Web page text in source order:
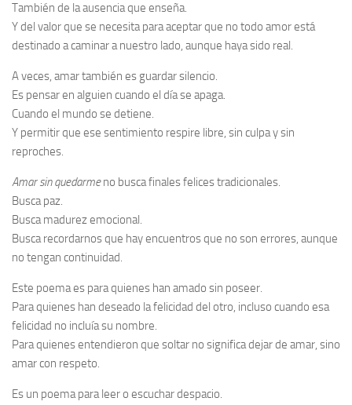
También de la ausencia que enseña.
Y del valor que se necesita para aceptar que no todo amor está
destinado a caminar a nuestro lado, aunque haya sido real.
A veces, amar también es guardar silencio.
Es pensar en alguien cuando el día se apaga.
Cuando el mundo se detiene.
Y permitir que ese sentimiento respire libre, sin culpa y sin
reproches.
Amar sin quedarmeno busca finales felices tradicionales.
Busca paz.
Busca madurez emocional.
Busca recordarnos que hay encuentros que no son errores, aunque
no tengan continuidad.
Este poema es para quienes han amado sin poseer.
Para quienes han deseado la felicidad del otro, incluso cuando esa
felicidad no incluía su nombre.
Para quienes entendieron que soltar no significa dejar de amar, sino
amar con respeto.
Es un poema para leer o escuchar despacio.